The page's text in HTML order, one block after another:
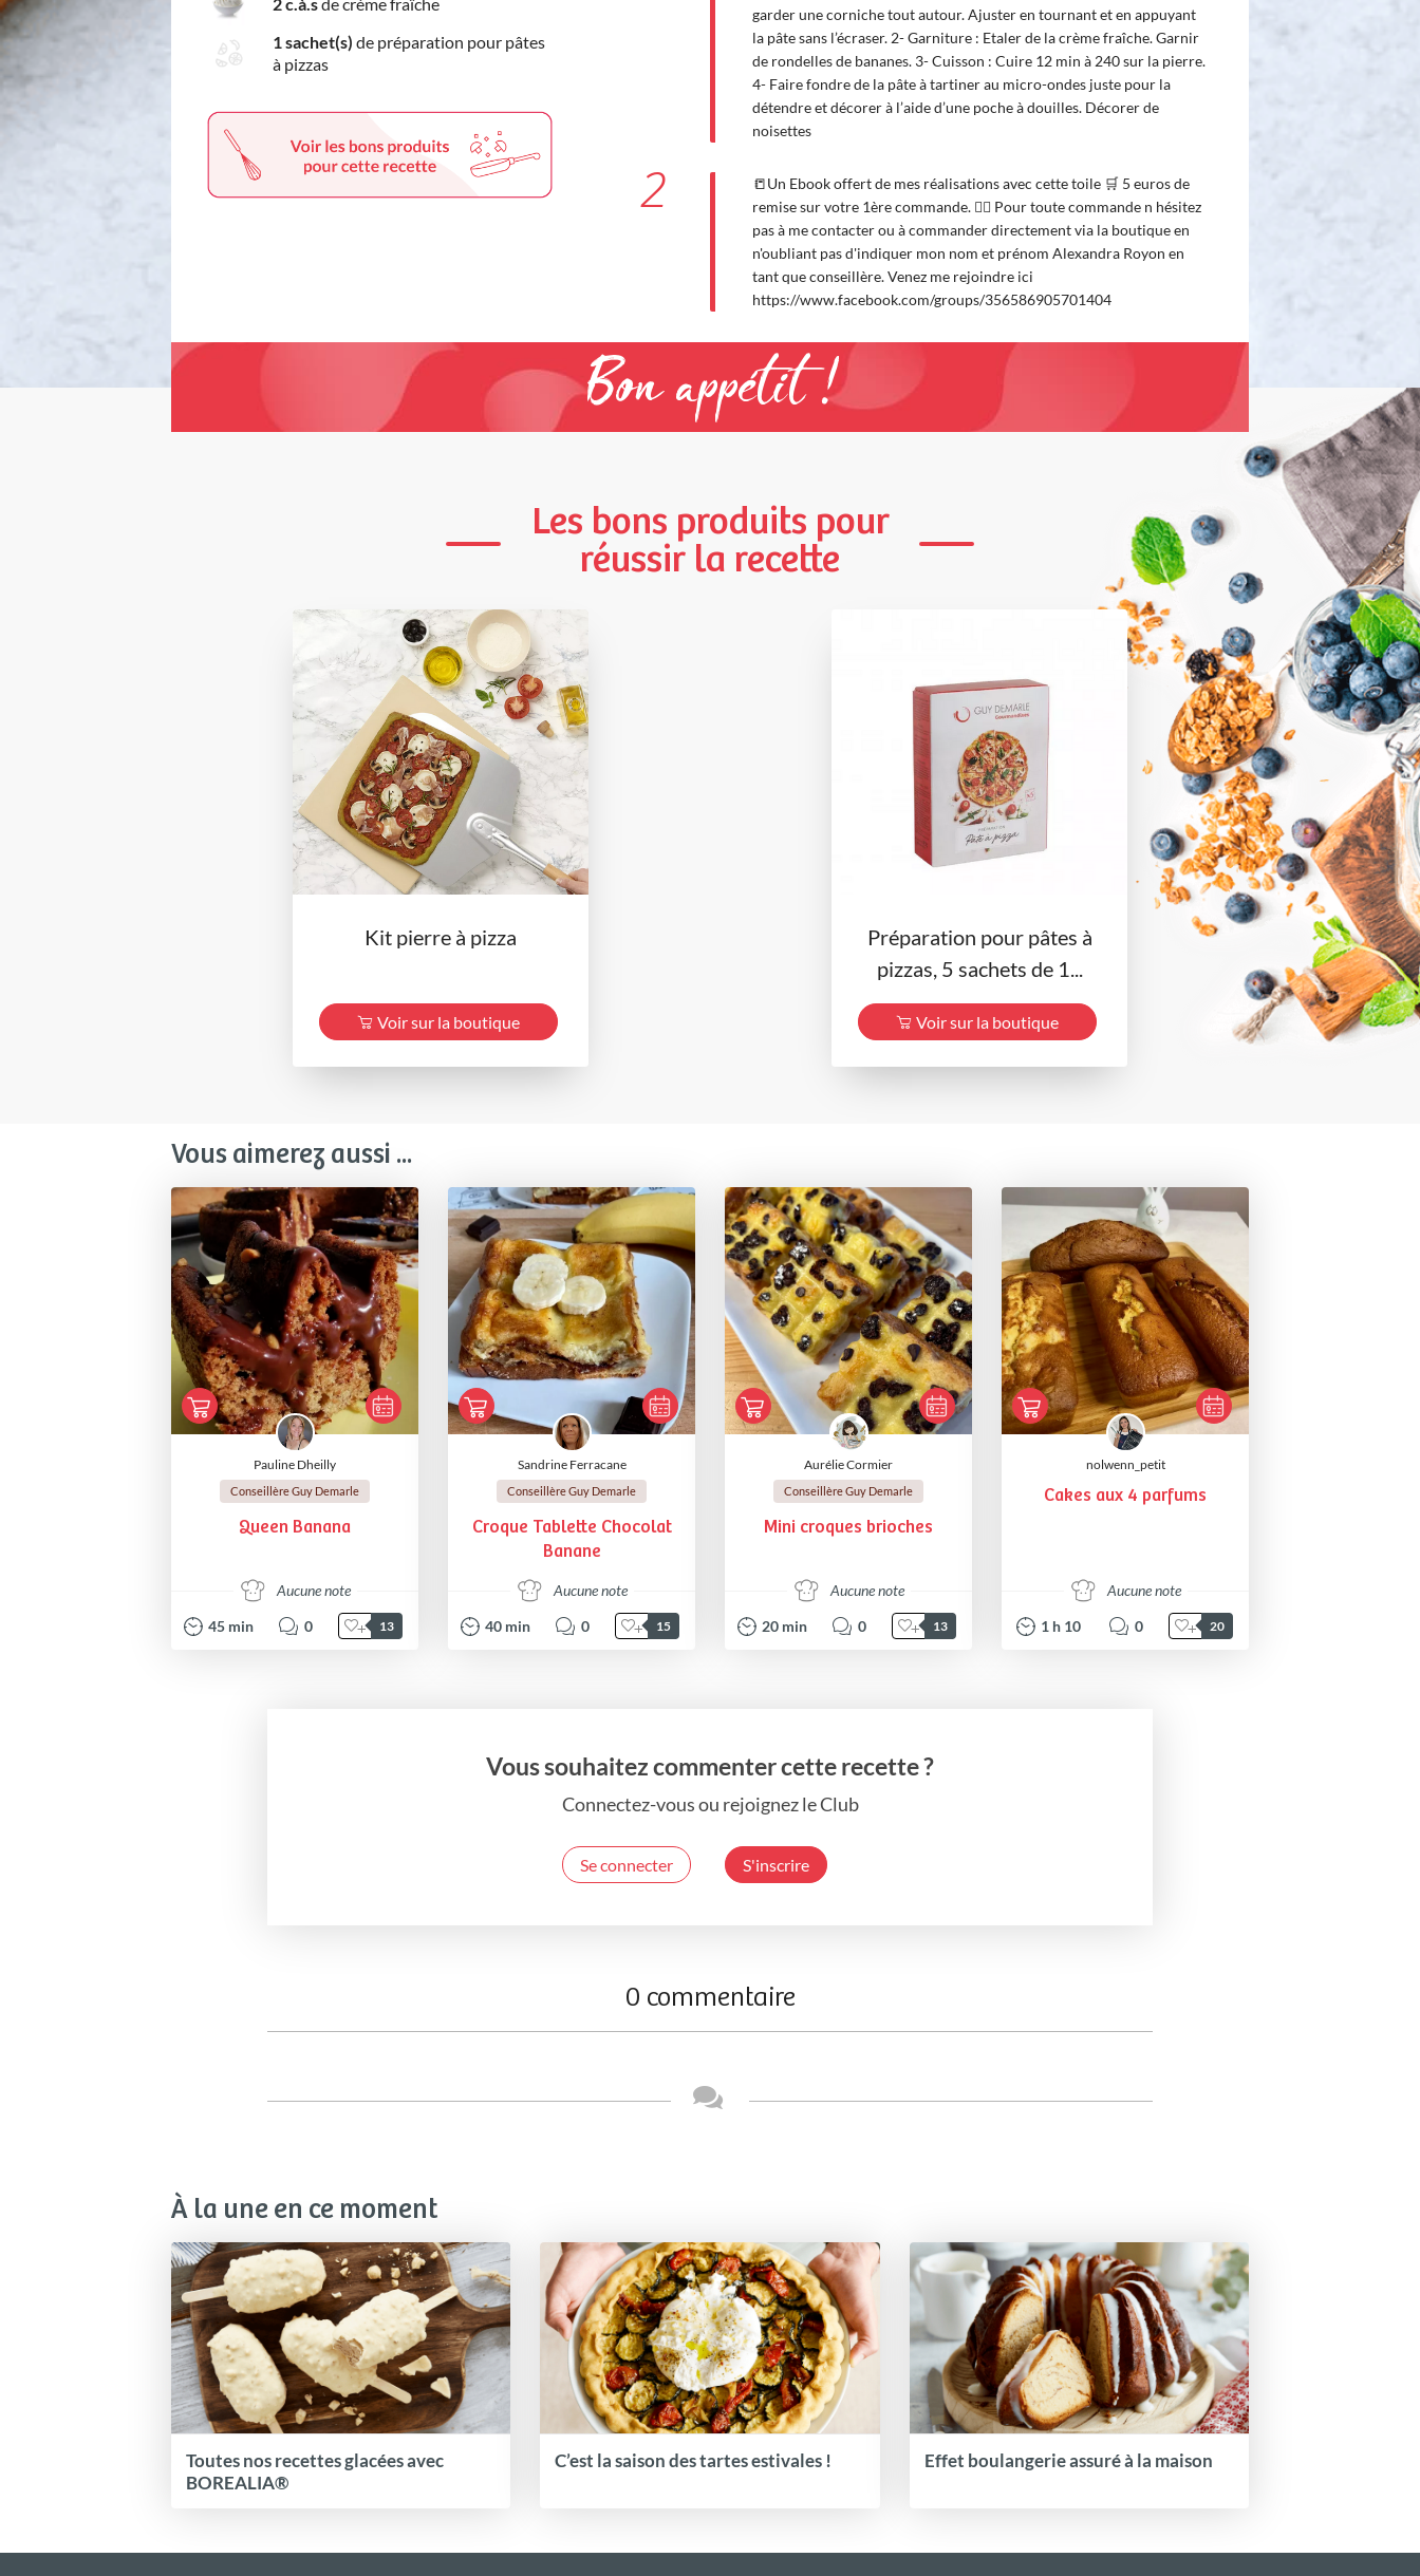
1 sachet(s) de préparation pour pâtes
à pizzas
garder une corniche tout autour. Ajuster en tournant et en appuyant
la pâte sans l’écraser. 2- Garniture : Etaler de la crème fraîche. Garnir
de rondelles de bananes. 3- Cuisson : Cuire 12 min à 240 sur la pierre.
4- Faire fondre de la pâte à tartiner au micro-ondes juste pour la
détendre et décorer à l’aide d’une poche à douilles. Décorer de
noisettes
2
📒Un Ebook offert de mes réalisations avec cette toile 🛒 5 euros de
remise sur votre 1ère commande. 💁‍♀️ Pour toute commande n hésitez
pas à me contacter ou à commander directement via la boutique en
n'oubliant pas d'indiquer mon nom et prénom Alexandra Royon en
tant que conseillère. Venez me rejoindre ici
https://www.facebook.com/groups/356586905701404
Bon appétit !
Les bons produits pour
réussir la recette
Kit pierre à pizza
Voir sur la boutique
Préparation pour pâtes à
pizzas, 5 sachets de 1...
Voir sur la boutique
Vous aimerez aussi ...
Pauline Dheilly
Conseillère Guy Demarle
Queen Banana
Aucune note
45 min 0 13
Sandrine Ferracane
Conseillère Guy Demarle
Croque Tablette Chocolat
Banane
Aucune note
40 min 0 15
Aurélie Cormier
Conseillère Guy Demarle
Mini croques brioches
Aucune note
20 min 0 13
nolwenn_petit
Cakes aux 4 parfums
Aucune note
1 h 10 0 20
Vous souhaitez commenter cette recette ?
Connectez-vous ou rejoignez le Club
Se connecter S'inscrire
0 commentaire
À la une en ce moment
Toutes nos recettes glacées avec
BOREALIA®
C’est la saison des tartes estivales ! Effet boulangerie assuré à la maison